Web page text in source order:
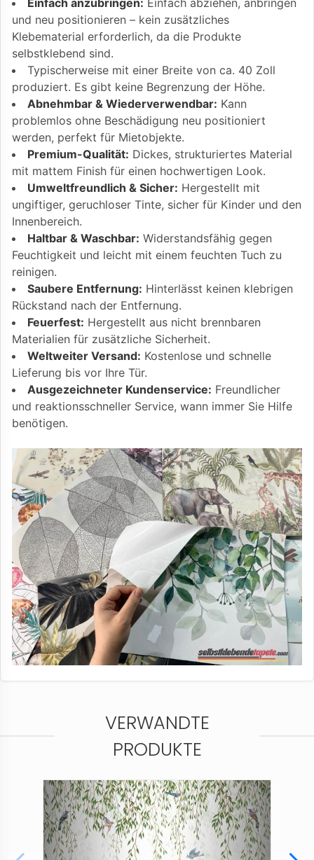
und neu positionieren – kein zusätzliches
Klebematerial erforderlich, da die Produkte
selbstklebend sind.
Typischerweise mit einer Breite von ca. 40 Zoll
produziert. Es gibt keine Begrenzung der Höhe.
Abnehmbar & Wiederverwendbar: Kann
problemlos ohne Beschädigung neu positioniert
werden, perfekt für Mietobjekte.
Premium-Qualität: Dickes, strukturiertes Material
mit mattem Finish für einen hochwertigen Look.
Umweltfreundlich & Sicher: Hergestellt mit
ungiftiger, geruchloser Tinte, sicher für Kinder und den
Innenbereich.
Haltbar & Waschbar: Widerstandsfähig gegen
Feuchtigkeit und leicht mit einem feuchten Tuch zu
reinigen.
Saubere Entfernung: Hinterlässt keinen klebrigen
Rückstand nach der Entfernung.
Feuerfest: Hergestellt aus nicht brennbaren
Materialien für zusätzliche Sicherheit.
Weltweiter Versand: Kostenlose und schnelle
Lieferung bis vor Ihre Tür.
Ausgezeichneter Kundenservice: Freundlicher
und reaktionsschneller Service, wann immer Sie Hilfe
benötigen.
VERWANDTE
PRODUKTE